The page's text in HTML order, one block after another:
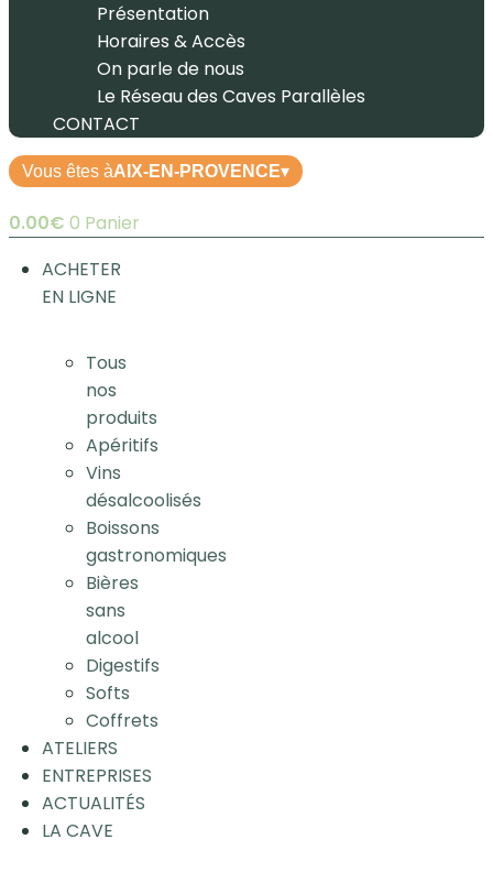
Présentation
Horaires & Accès
On parle de nous
Le Réseau des Caves Parallèles
CONTACT
Vous êtes àAIX-EN-PROVENCE▾
0.00€ 0 Panier
ACHETER
EN LIGNE
Tous
nos
produits
Apéritifs
Vins
désalcoolisés
Boissons
gastronomiques
Bières
sans
alcool
Digestifs
Softs
Coffrets
ATELIERS
ENTREPRISES
ACTUALITÉS
LA CAVE